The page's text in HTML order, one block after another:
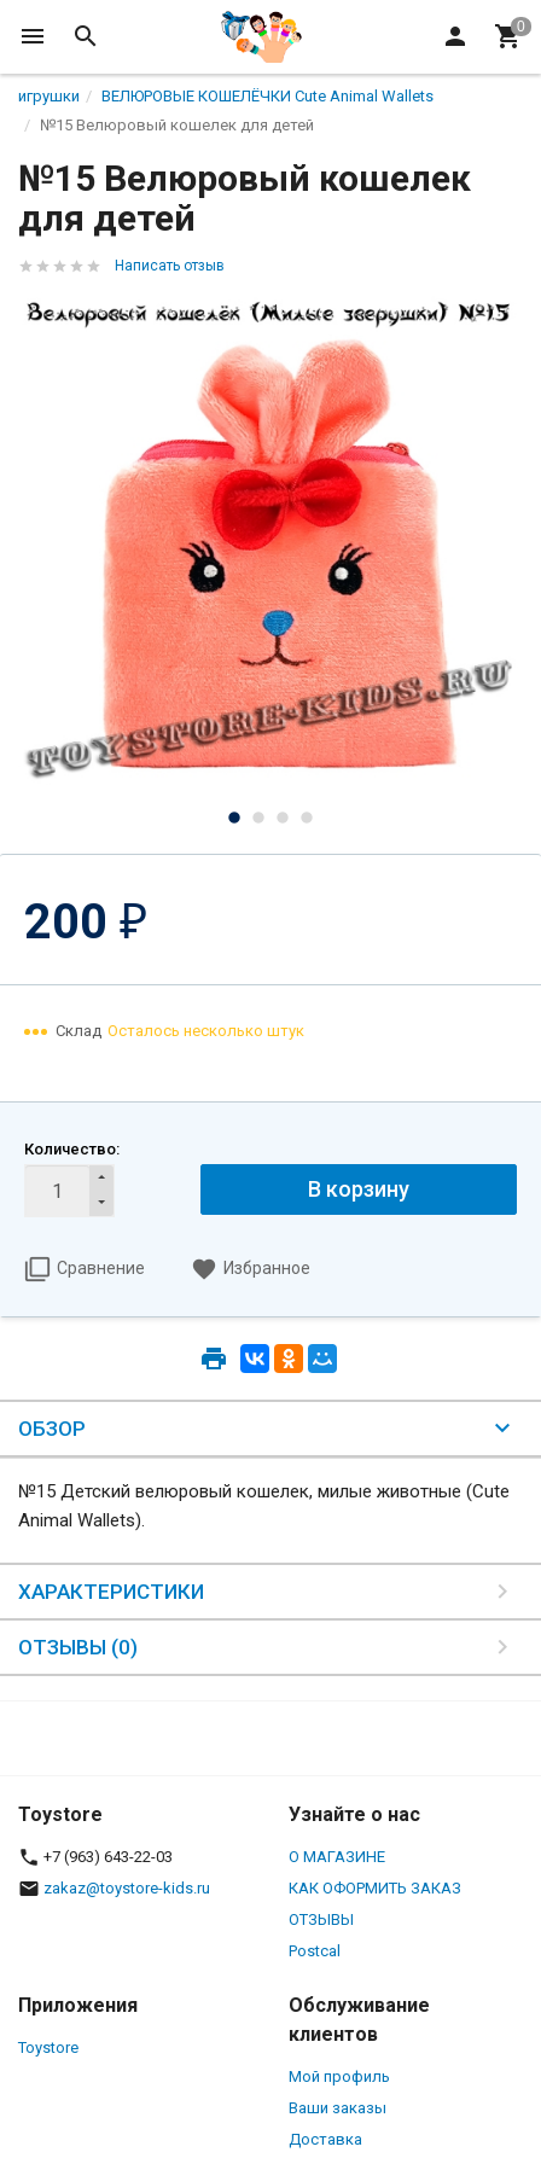
игрушки
ВЕЛЮРОВЫЕ КОШЕЛЁЧКИ Cute Animal Wallets
№15 Велюровый кошелек для детей
№15 Велюровый кошелек
для детей
Написать отзыв
200 ₽
Склад Осталось несколько штук
Количество:
В корзину
Сравнение Избранное
ОБЗОР
№15 Детский велюровый кошелек, милые животные (Cute
Animal Wallets).
ХАРАКТЕРИСТИКИ
ОТЗЫВЫ (0)
Toystore
+7 (963) 643-22-03
zakaz@toystore-kids.ru
Узнайте о нас
О МАГАЗИНЕ
КАК ОФОРМИТЬ ЗАКАЗ
ОТЗЫВЫ
Postcal
Приложения
Toystore
Обслуживание
клиентов
Мой профиль
Ваши заказы
Доставка